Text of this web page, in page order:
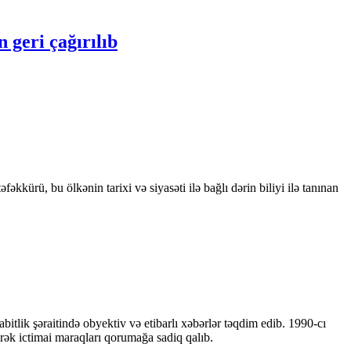
geri çağırılıb
bu ölkənin tarixi və siyasəti ilə bağlı dərin biliyi ilə tanınan
şəraitində obyektiv və etibarlı xəbərlər təqdim edib. 1990-cı
ictimai maraqları qorumağa sadiq qalıb.